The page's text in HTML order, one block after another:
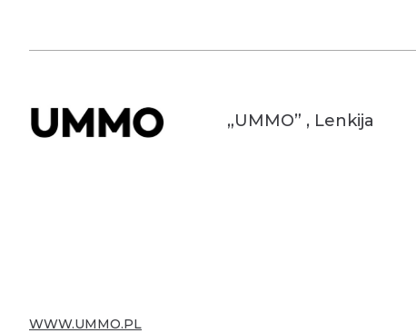
WWW.UMMO.PL
„UMMO” , Lenkija